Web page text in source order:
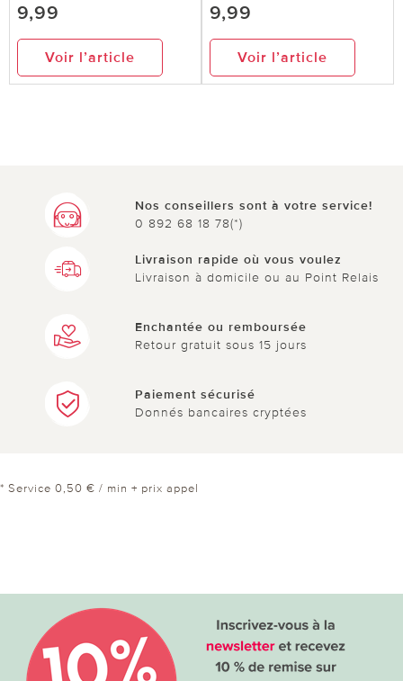
9,99
Voir l’article
9,99
Voir l’article
Nos conseillers sont à votre service!
0 892 68 18 78(*)
Livraison rapide où vous voulez
Livraison à domicile ou au Point Relais
Enchantée ou remboursée
Retour gratuit sous 15 jours
Paiement sécurisé
Donnés bancaires cryptées
* Service 0,50 € / min + prix appel